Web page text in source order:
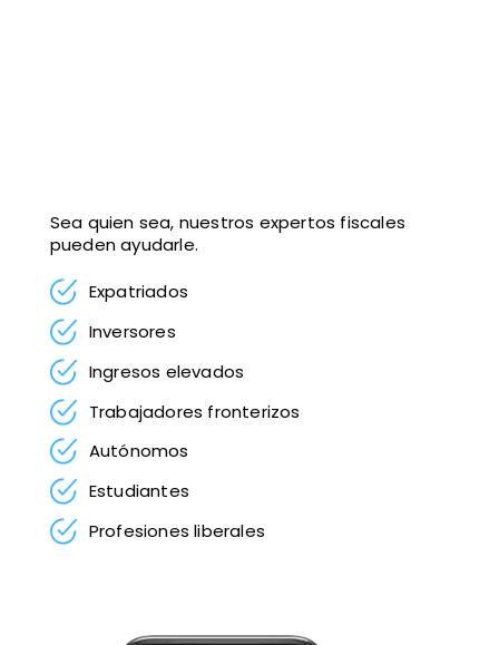
Sea quien sea, nuestros expertos fiscales
pueden ayudarle.
Expatriados
Inversores
Ingresos elevados
Trabajadores fronterizos
Autónomos
Estudiantes
Profesiones liberales